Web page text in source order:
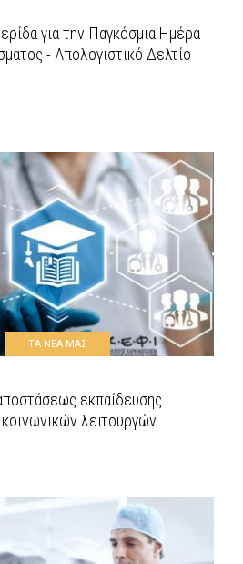
για την Παγκόσμια Ημέρα
- Απολογιστικό Δελτίο
ΤΑ ΝΕΑ ΜΑΣ
εκπαίδευσης
λειτουργών